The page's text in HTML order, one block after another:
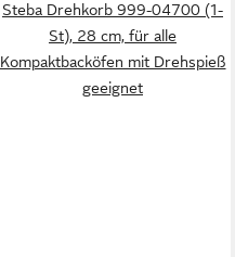
Steba Drehkorb 999-04700 (1-
St), 28 cm, für alle
Kompaktbacköfen mit Drehspieß
geeignet